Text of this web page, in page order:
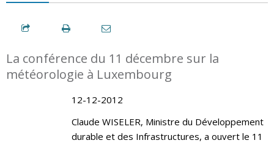
La conférence du 11 décembre sur la
météorologie à Luxembourg
12-12-2012
Claude WISELER, Ministre du Développement
durable et des Infrastructures, a ouvert le 11